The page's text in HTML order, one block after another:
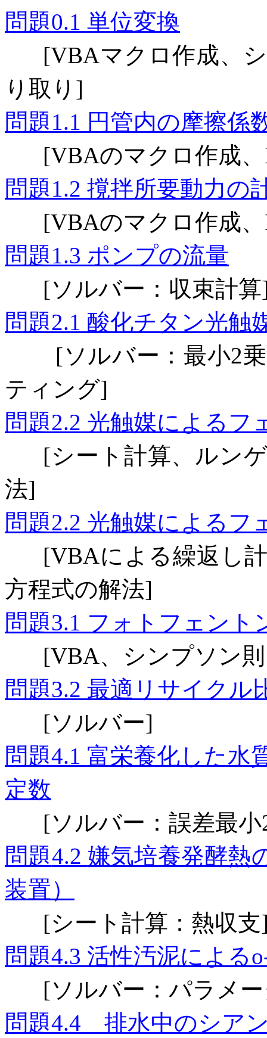
問題0.1 単位変換
[VBAマクロ作成、
り取り ]
問題1.1 円管内の摩擦係
[VBAのマクロ作成、
問題1.2 撹拌所要動力の
[VBAのマクロ作成、
問題1.3 ポンプの流量
[ソルバー：収束計算
問題2.1 酸化チタン光触
[ソルバー：最小2
ティング]
問題2.2 光触媒によるフ
[シート計算、ルン
法]
問題2.2 光触媒によるフ
[VBAによる繰返し
方程式の解法]
問題3.1 フォトフェント
[VBA、シンプソン
問題3.2 最適リサイクル
[ソルバー]
問題4.1 富栄養化した水
定数
[ソルバー：誤差最小
問題4.2 嫌気培養発酵熱
装置）
[シート計算：熱収支
問題4.3 活性汚泥による
[ソルバー：パラメ
問題4.4 排水中のシア